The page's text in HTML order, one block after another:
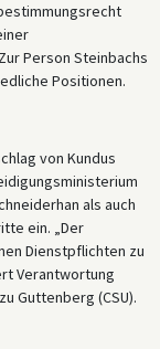
Person Steinbachs
Positionen.
von Kundus
als auch
ein. „Der
Dienstpflichten zu
Verantwortung
Guttenberg (CSU).